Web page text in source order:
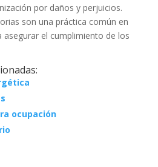
por daños y perjuicios.
son una práctica común en
el cumplimiento de los
ocupación